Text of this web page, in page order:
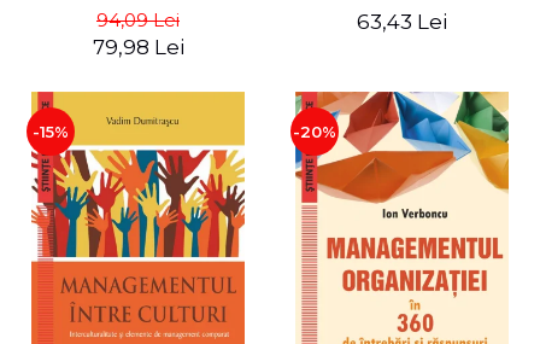
Nicolescu, Ciprian
Nicolescu
94,09 Lei
79,98 Lei
63,43 Lei
-15% -20%